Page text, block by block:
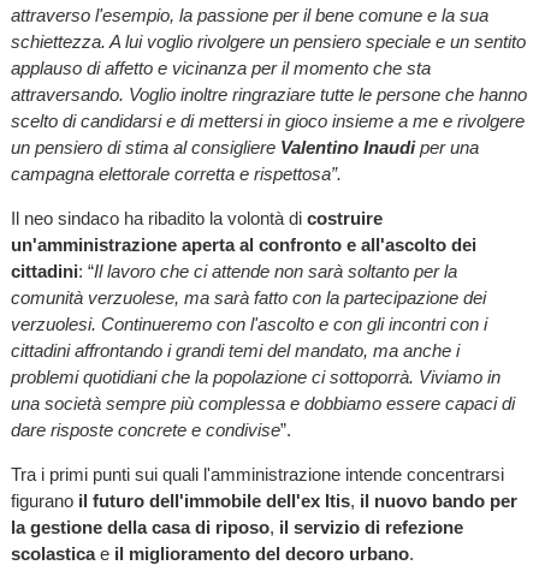
attraverso l'esempio, la passione per il bene comune e la sua
schiettezza. A lui voglio rivolgere un pensiero speciale e un sentito
applauso di affetto e vicinanza per il momento che sta
attraversando. Voglio inoltre ringraziare tutte le persone che hanno
scelto di candidarsi e di mettersi in gioco insieme a me e rivolgere
un pensiero di stima al consigliere Valentino Inaudiper una
campagna elettorale corretta e rispettosa”.
Il neo sindaco ha ribadito la volontà di costruire
un'amministrazione aperta al confronto e all'ascolto dei
cittadini: “Il lavoro che ci attende non sarà soltanto per la
comunità verzuolese, ma sarà fatto con la partecipazione dei
verzuolesi. Continueremo con l'ascolto e con gli incontri con i
cittadini affrontando i grandi temi del mandato, ma anche i
problemi quotidiani che la popolazione ci sottoporrà. Viviamo in
una società sempre più complessa e dobbiamo essere capaci di
dare risposte concrete e condivise”.
Tra i primi punti sui quali l'amministrazione intende concentrarsi
figurano il futuro dell'immobile dell'ex Itis, il nuovo bando per
la gestione della casa di riposo, il servizio di refezione
scolasticae il miglioramento del decoro urbano.